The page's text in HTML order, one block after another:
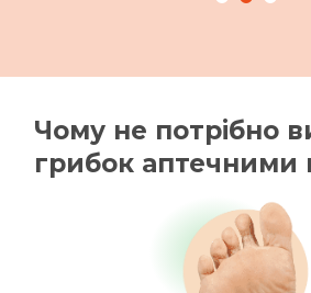
Чому не потрібно
грибок аптечними